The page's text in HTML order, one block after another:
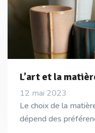
L’art et la
12 mai 2023
Le choix de la
dépend des